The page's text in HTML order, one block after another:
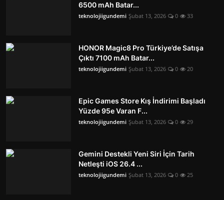
6500 mAh Batar...
teknolojiigundemi Şubat 13, 2026 0 33
HONOR Magic8 Pro Türkiye’de Satışa
Çıktı 7100 mAh Batar...
teknolojiigundemi Şubat 13, 2026 0 20
Epic Games Store Kış İndirimi Başladı
Yüzde 95e Varan F...
teknolojiigundemi Şubat 13, 2026 0 29
Gemini Destekli Yeni Siri İçin Tarih
Netleşti iOS 26.4 ...
teknolojiigundemi Şubat 13, 2026 0 25